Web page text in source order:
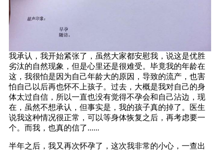
我承认，我开始紧张了，虽然大家都安慰我，说这是优胜
劣汰的自然现象，但是心里还是很难受。毕竟我的年龄在
这，我很怕是因为自己年龄大的原因，导致的流产，也害
怕自己以后再也怀不上孩子。过去，大概是我对自己的身
体太过自信，所以一直也没有觉得不孕会和自己沾边，现
在，虽然不想承认，但事实是，我的孩子真的掉了。医生
说我这种情况很正常，可以等身体恢复之后，再考虑要一
个。而我，也真的信了......
半年之后，我又再次怀孕了，这次我非常的小心，一查出